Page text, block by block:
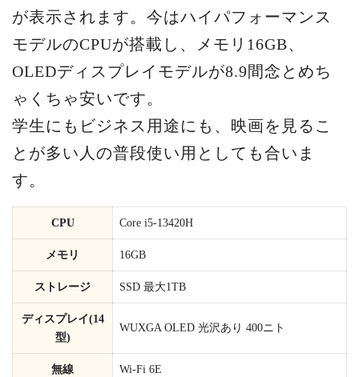
が表示されます。今はハイパフォーマンス
モデルのCPUが搭載し、メモリ16GB、
OLEDディスプレイモデルが8.9間念とめち
ゃくちゃ安いです。
学生にもビジネス用途にも、映画を見るこ
とが多い人の普段使い用としても合いま
す。
CPU Core i5-13420H
メモリ 16GB
ストレージ SSD 最大1TB
ディスプレイ(14
型)
WUXGA OLED 光沢あり 400ニト
無線 Wi-Fi 6E